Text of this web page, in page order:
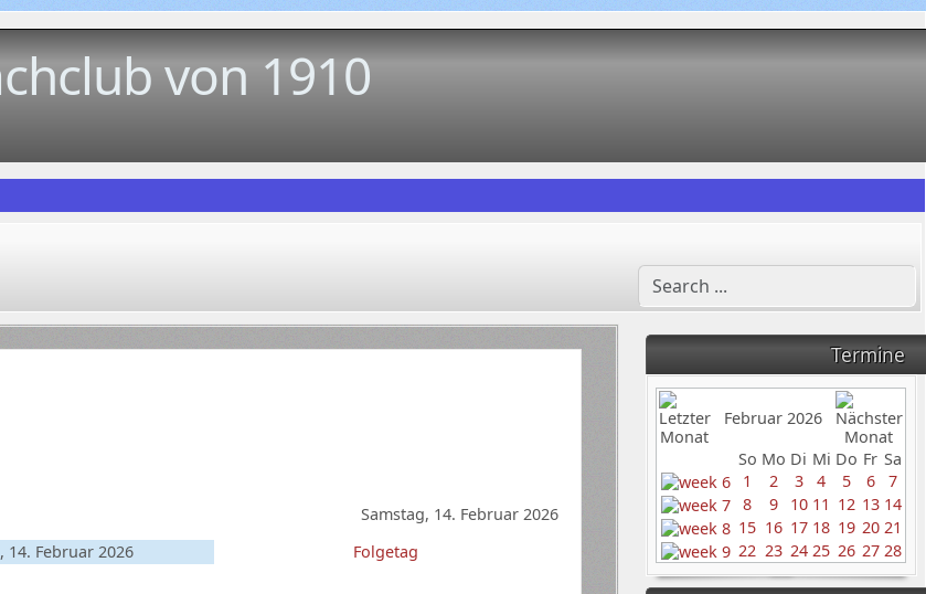
von 1910
Termine
Februar 2026
So Mo Di Mi Do Fr Sa
1
2 3 4 5 6
7
8
9 10 11 12 13 14
15 16 17 18 19 20 21
22 23 24 25 26 27 28
Samstag, 14. Februar 2026
14. Februar 2026
Folgetag